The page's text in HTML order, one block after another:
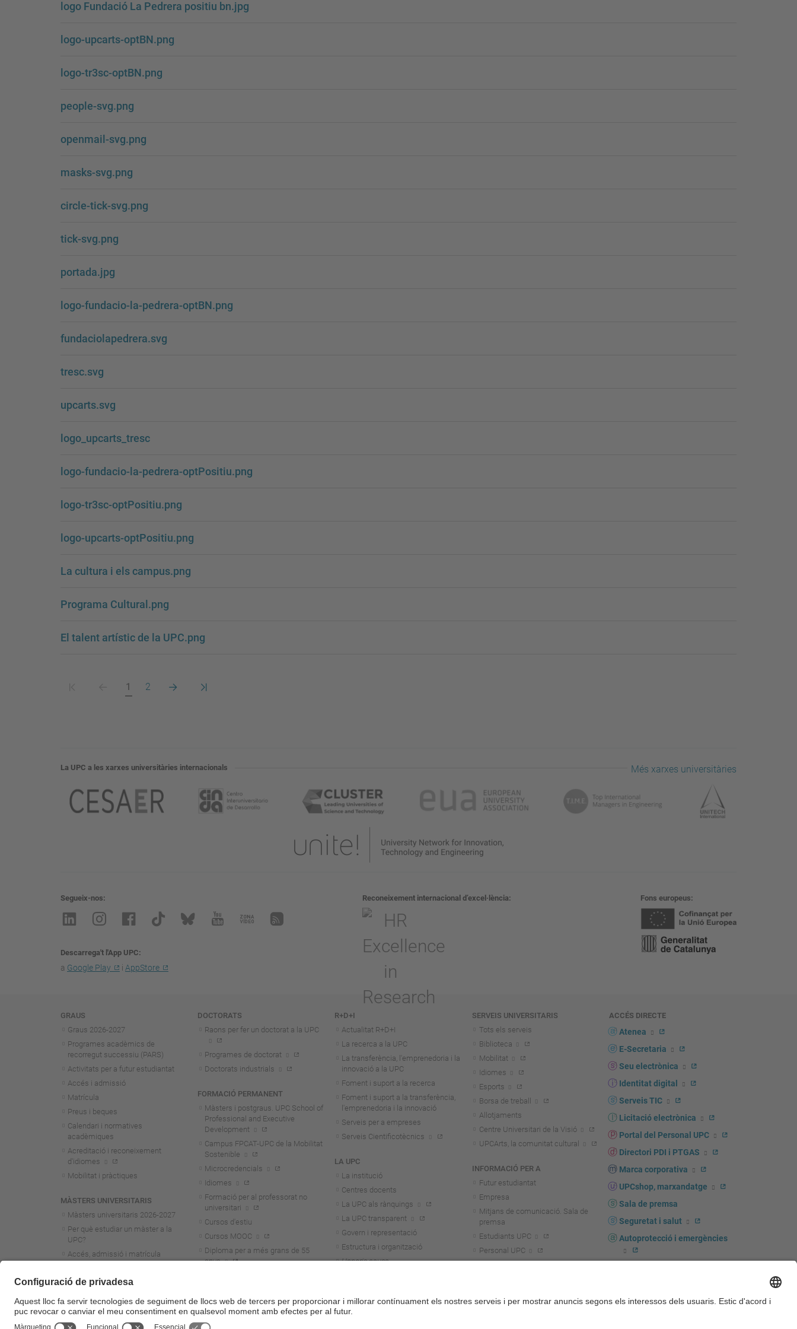
logo Fundació La Pedrera positiu bn.jpg
logo-upcarts-optBN.png
logo-tr3sc-optBN.png
people-svg.png
openmail-svg.png
masks-svg.png
circle-tick-svg.png
tick-svg.png
portada.jpg
logo-fundacio-la-pedrera-optBN.png
fundaciolapedrera.svg
tresc.svg
upcarts.svg
logo_upcarts_tresc
logo-fundacio-la-pedrera-optPositiu.png
logo-tr3sc-optPositiu.png
logo-upcarts-optPositiu.png
La cultura i els campus.png
Programa Cultural.png
El talent artístic de la UPC.png
anterior
Pàgina
actual
1 Pàgina
2
Pàgina
Darrera
La UPC a les xarxes universitàries internacionals Més xarxes universitàries
Segueix-nos
Descarrega't l'App UPC
a Google Play i AppStore
Reconeixement internacional d’excel·lència Fons europeus
Navegació
GRAUS
Graus 2026-2027
Programes acadèmics de
recorregut successiu (PARS)
Activitats per a futur estudiantat
Accés i admissió
Matrícula
Preus i beques
Calendari i normatives
acadèmiques
Acreditació i reconeixement
d'idiomes
Mobilitat i pràctiques
MÀSTERS UNIVERSITARIS
Màsters universitaris 2026-2027
Per què estudiar un màster a la
UPC?
Accés, admissió i matrícula
Calendari i normatives
Acreditació i reconeixement
DOCTORATS
Raons per fer un doctorat a la UPC
Programes de doctorat
Doctorats industrials
FORMACIÓ PERMANENT
Màsters i postgraus. UPC School of
Professional and Executive
Development
Campus FPCAT-UPC de la Mobilitat
Sostenible
Microcredencials
Idiomes
Formació per al professorat no
universitari
Cursos d'estiu
Cursos MOOC
Diploma per a més grans de 55
anys
R+D+I
Actualitat R+D+I
La recerca a la UPC
La transferència, l'emprenedoria i la
innovació a la UPC
Foment i suport a la recerca
Foment i suport a la transferència,
l'emprenedoria i la innovació
Serveis per a empreses
Serveis Cientificotècnics
LA UPC
La institució
Centres docents
La UPC als rànquings
La UPC transparent
Govern i representació
Estructura i organització
Honoris causa
SERVEIS UNIVERSITARIS
Tots els serveis
Biblioteca
Mobilitat
Idiomes
Esports
Borsa de treball
Allotjaments
Centre Universitari de la Visió
UPCArts, la comunitat cultural
INFORMACIÓ PER A
Futur estudiantat
Empresa
Mitjans de comunicació. Sala de
premsa
Estudiants UPC
Personal UPC
ACCÉS DIRECTE
Atenea
E-Secretaria
Seu electrònica
Identitat digital
Serveis TIC
Licitació electrònica
Portal del Personal UPC
Directori PDI i PTGAS
Marca corporativa
UPCshop, marxandatge
Sala de premsa
Seguretat i salut
Autoprotecció i emergències